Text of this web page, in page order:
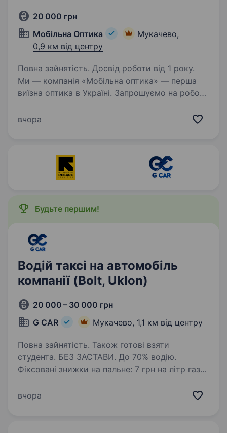
20 000 грн
Мобільна Оптика
Мукачево,
0,9 км від центру
Повна зайнятість. Досвід роботи від 1 року.
Ми — компанія «Мобільна оптика» — перша
виїзна оптика в Україні. Запрошуємо на роботу
Наявність водійського посвідчення категорії В;
вчора
Будьте першим!
Водій таксі на автомобіль
компанії (Bolt, Uklon)
20 000 – 30 000 грн
G CAR
Мукачево, 1,1 км від центру
Повна зайнятість. Також готові взяти
студента. БЕЗ ЗАСТАВИ. До 70% водію.
Фіксовані знижки на пальне: 7 грн на літр газу і
ОДИН водій на авто. Автопарк «G CAR» шукає
вчора